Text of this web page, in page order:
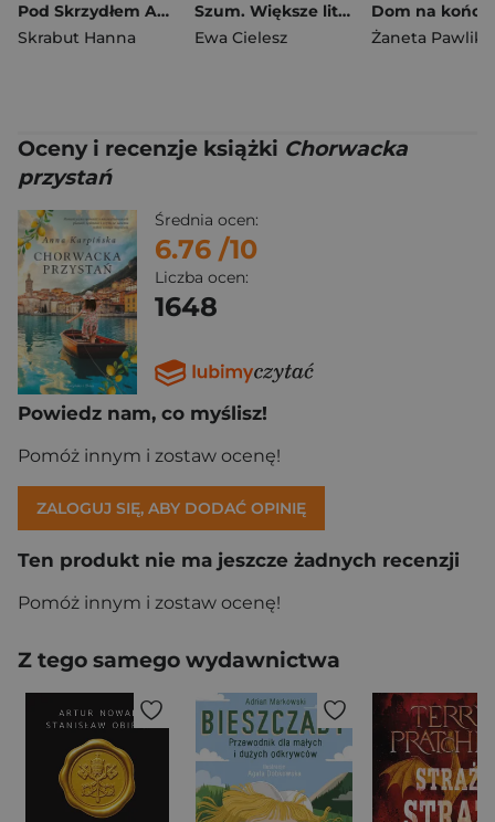
Pod Skrzydłem Anioła
Skrabut Hanna
Szum. Większe litery
Ewa Cielesz
Żaneta Pawlik
Oceny i recenzje książki Chorwacka
przystań
Średnia ocen:
6.76 /10
Liczba ocen:
1648
Powiedz nam, co myślisz!
Pomóż innym i zostaw ocenę!
ZALOGUJ SIĘ, ABY DODAĆ OPINIĘ
Ten produkt nie ma jeszcze żadnych recenzji
Pomóż innym i zostaw ocenę!
Z tego samego wydawnictwa